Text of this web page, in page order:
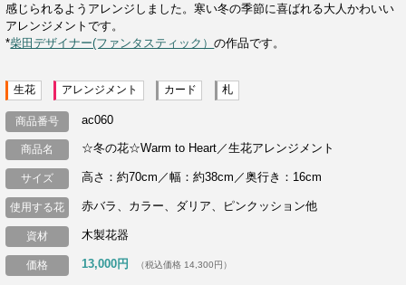
感じられるようアレンジしました。寒い冬の季節に喜ばれる大人かわいい
アレンジメントです。
*柴田デザイナー(ファンタスティック）の作品です。
生花 アレンジメント カード 札
商品番号 ac060
商品名 ☆冬の花☆Warm to Heart／生花アレンジメント
サイズ 高さ：約70cm／幅：約38cm／奥行き：16cm
使用する花 赤バラ、カラー、ダリア、ピンクッション他
資材 木製花器
価格 13,000円 （税込価格 14,300円）